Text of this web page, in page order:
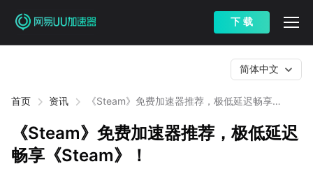
下 载
首页 资讯
《Steam》免费加速器推荐，极低延迟畅享
简体中文
《Steam》免费加速器推荐，极低延迟
畅享《Steam》！